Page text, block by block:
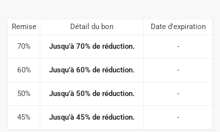
Remise Détail du bon Date d'expiration
70% Jusqu’à 70% de réduction. -
60% Jusqu’à 60% de réduction. -
50% Jusqu’à 50% de réduction. -
45% Jusqu’à 45% de réduction. -